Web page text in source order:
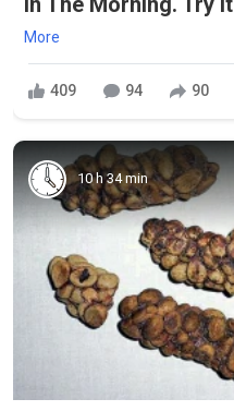
More
409 94 90
10 h 34 min